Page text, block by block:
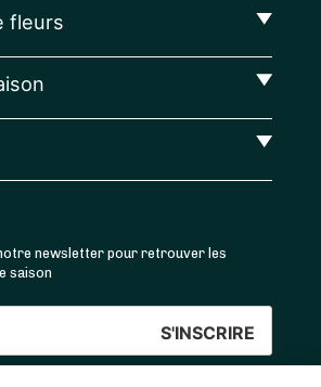
fleurs
newsletter pour retrouver les
saison